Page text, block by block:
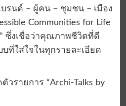
รนด์ – ผู้คน – ชุมชน – เมือง
Communities for Life
ซึ่งเชื่อว่าคุณภาพชีวิตที่ดี
ที่ใส่ใจในทุกรายละเอียด
วรายการ “Archi-Talks by